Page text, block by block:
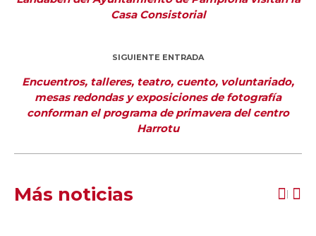
Casa Consistorial
SIGUIENTE ENTRADA
Encuentros, talleres, teatro, cuento, voluntariado,
mesas redondas y exposiciones de fotografía
conforman el programa de primavera del centro
Harrotu
Más noticias